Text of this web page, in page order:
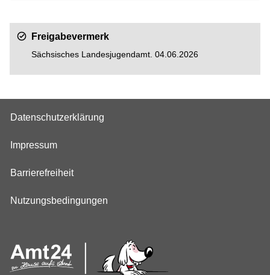
Freigabevermerk
Sächsisches Landesjugendamt. 04.06.2026
Datenschutzerklärung
Impressum
Barrierefreiheit
Nutzungsbedingungen